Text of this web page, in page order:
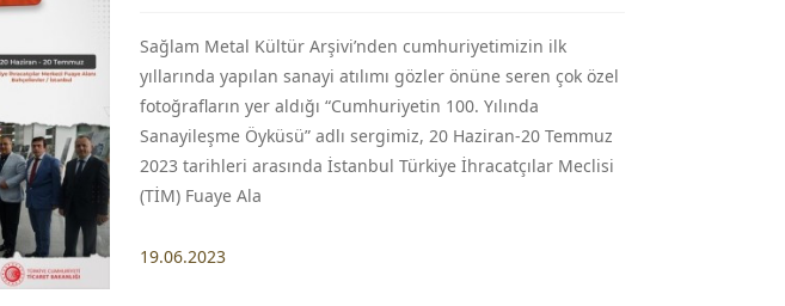
Sağlam Metal Kültür Arşivi’nden cumhuriyetimizin ilk
yıllarında yapılan sanayi atılımı gözler önüne seren çok özel
fotoğrafların yer aldığı “Cumhuriyetin 100. Yılında
Sanayileşme Öyküsü” adlı sergimiz, 20 Haziran-20 Temmuz
2023 tarihleri arasında İstanbul Türkiye İhracatçılar Meclisi
(TİM) Fuaye Ala
19.06.2023